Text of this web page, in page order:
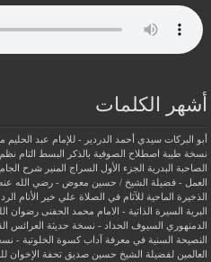
أشهر الكلمات
أبو البركات سيدي أحمد الدردير - للإمام عبد الحليم
نسخة طيبة اصطلاح الصوفية بالذكر البسط التام
الصاحبة البدرية
الجزء الأول السراج المنير شرح
العمل - فضيلة الشيخ / حسين معوض - رضي الله
الذخيرة الماحية للآثام في الصلاة علي خير الأنام
البرية
السيرة الذاتية - الامام محمد الحفنى رضوان
الدمنهوري
السيوف الحداد - نسخة حديثة العرائس
النصيحة السنية في معرفة آداب كسوة الخلوتية -
العالمين لفضيلة الشيخ حسين صديق
تحفة الإخوان